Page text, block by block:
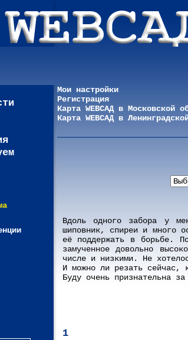
Мои настройки
Регистрация
Карта WEBСАД в Московской
Карта WEBСАД в
Вдоль одного забора у
шиповник, спиреи и много
её поддержать в борьбе.
замученное довольно
числе и низкими. Не
И можно ли резать сейчас,
Буду очень признательна
1